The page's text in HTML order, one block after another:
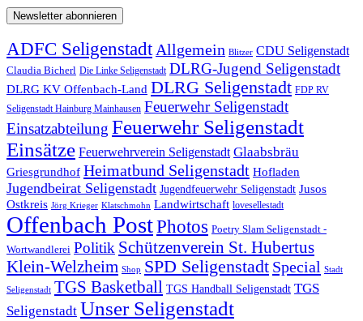
ADFC SeligenstadtAllgemein Blitzer CDU Seligenstadt
Claudia Bicherl Die Linke Seligenstadt DLRG-Jugend Seligenstadt
DLRG KV Offenbach-Land DLRG Seligenstadt FDP RV
Seligenstadt Hainburg Mainhausen Feuerwehr Seligenstadt
Einsatzabteilung Feuerwehr Seligenstadt
Einsätze Feuerwehrverein Seligenstadt Glaabsbräu
Griesgrundhof Heimatbund Seligenstadt Hofladen
Jugendbeirat Seligenstadt Jugendfeuerwehr Seligenstadt Jusos
Ostkreis Jörg Krieger Klatschmohn Landwirtschaft lovesellestadt
Offenbach PostPhotos Poetry Slam Seligenstadt -
Wortwandlerei Politik Schützenverein St. Hubertus
Klein-Welzheim Shop SPD Seligenstadt Special Stadt
Seligenstadt TGS Basketball TGS Handball Seligenstadt TGS
Seligenstadt Unser Seligenstadt